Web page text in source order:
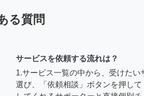
る質問
サービスを依頼する流れは？
1.サービス一覧の中から、受けた
選び、「依頼相談」ボタンを押し